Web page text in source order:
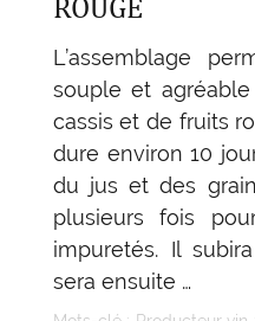
ROUGE
L’assemblage
souple et
cassis et de fruits
dure environ 10
du jus et des
plusieurs fois
impuretés. Il
sera ensuite …